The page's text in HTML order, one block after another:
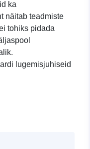
ka
näitab teadmiste
tohiks pidada
lugemisjuhiseid